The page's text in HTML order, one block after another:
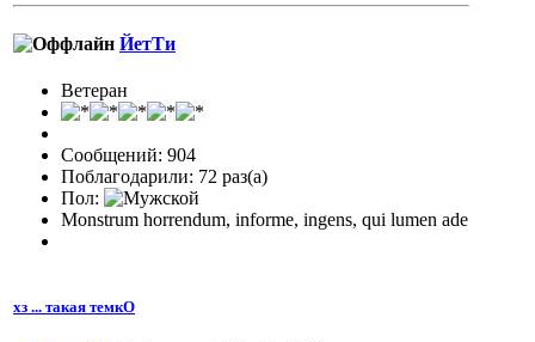
ЙетТи
Ветеран
Сообщений: 904
Поблагодарили: 72 раз(а)
Пол:
Monstrum horrendum, informe, ingens, qui lumen ade
хз ... такая темкО